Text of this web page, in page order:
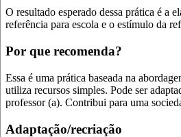
O resultado esperado dessa prática é a
referência para escola e o estímulo da
Por que recomenda?
Essa é uma prática baseada na
utiliza recursos simples. Pode ser
professor (a). Contribui para uma
Adaptação/recriação